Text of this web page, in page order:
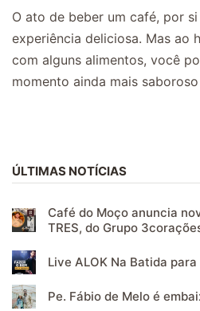
O ato de beber um café, por
experiência deliciosa. Mas ao
com alguns alimentos, você
momento ainda mais saboroso
ÚLTIMAS NOTÍCIAS
Café do Moço anuncia
TRES, do Grupo
Live ALOK Na Batida
Pe. Fábio de Melo é